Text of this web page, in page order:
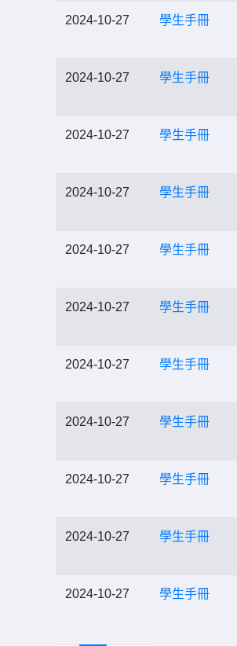
2024-10-27 學生手冊
2024-10-27 學生手冊
2024-10-27 學生手冊
2024-10-27 學生手冊
2024-10-27 學生手冊
2024-10-27 學生手冊
2024-10-27 學生手冊
2024-10-27 學生手冊
2024-10-27 學生手冊
2024-10-27 學生手冊
2024-10-27 學生手冊